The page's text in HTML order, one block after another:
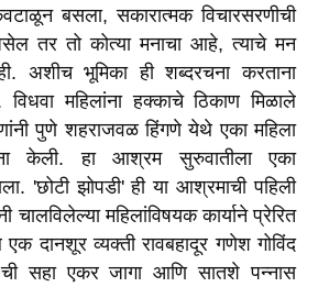
बसला, सकारात्मक विचारसरणीची
तर तो कोत्या मनाचा आहे, त्याचे मन
अशीच भूमिका ही शब्दरचना करताना
महिलांना हक्काचे ठिकाण मिळाले
पुणे शहराजवळ हिंगणे येथे एका महिला
केली. हा आश्रम सुरुवातीला एका
'छोटी झोपडी' ही या आश्रमाची पहिली
चालविलेल्या महिलांविषयक कार्याने प्रेरित
दानशूर व्यक्ती रावबहादूर गणेश गोविंद
सहा एकर जागा आणि सातशे पन्नास